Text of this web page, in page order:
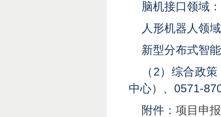
脑机接口领域
人形机器人领
新型分布式智
（2）综合政
中心）、0571-
附件： 项目申